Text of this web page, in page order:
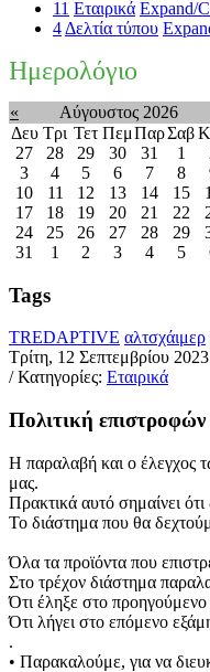
11 Εταιρικά Expand/
4 Δελτία τύπου
Ημερολόγιο
« Αύγουστος 2026
Δευ Τρι Τετ ΠεμΠαρΣαβ
27
28 29 30 31 1
3
4 5 6 7 8
10
11 12 13 14 15
17
18 19 20 21 22
24
25 26 27 28 29
31
1 2 3 4 5
Tags
TREDAPTIVE αλτσχάιμερ
Τρίτη, 12 Σεπτεμβρίου 2023
/ Κατηγορίες: Εταιρικά
Πολιτική
Η παραλαβή και ο έλεγχος
μας.
Πρακτικά αυτό σημαίνει
Το διάστημα που θα
Όλα τα προϊόντα που
Στο τρέχον διάστημα
Ότι έληξε στο προηγούμενο
Ότι λήγει στο επόμενο
.
• Παρακαλούμε, για να